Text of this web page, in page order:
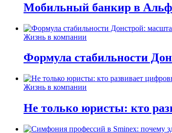
Мобильный банкир в
Жизнь в компании
Формула стабильности
Жизнь в компании
Не только юристы: кто